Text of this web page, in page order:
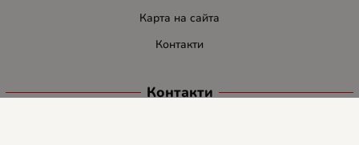
Карта на сайта
Контакти
Контакти